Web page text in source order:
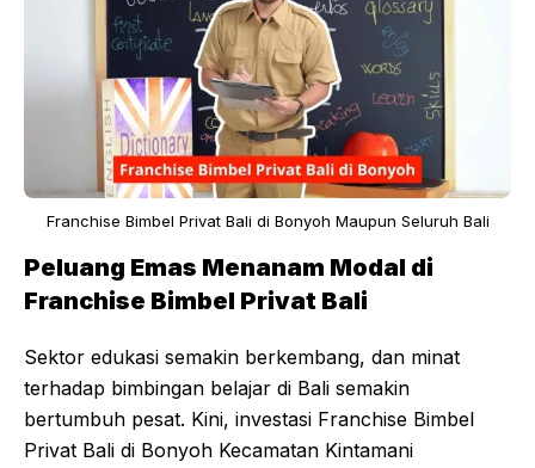
Franchise Bimbel Privat Bali di Bonyoh Maupun Seluruh Bali
Peluang Emas Menanam Modal di
Franchise Bimbel Privat Bali
Sektor edukasi semakin berkembang, dan minat
terhadap bimbingan belajar di Bali semakin
bertumbuh pesat. Kini, investasi Franchise Bimbel
Privat Bali di Bonyoh Kecamatan Kintamani